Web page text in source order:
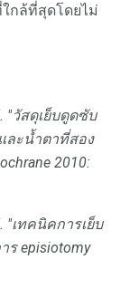
กล้ที่สุดโดยไม่
"วัสดุเย็บดูดซับ
ละน้ำตาที่สอง
2010:
"เทคนิคการเย็บ
episiotomy